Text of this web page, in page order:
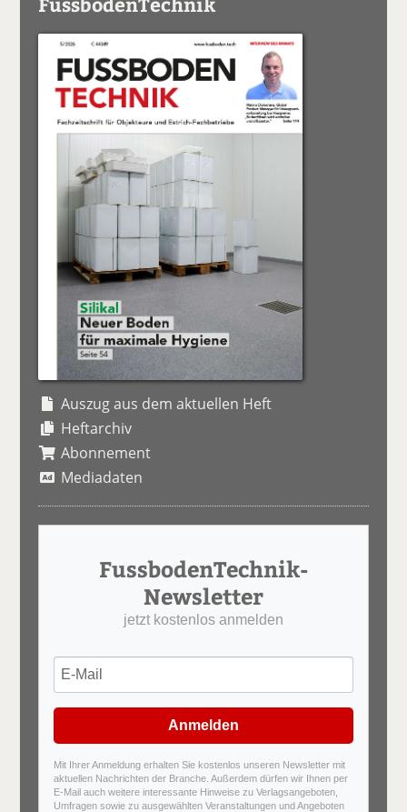
Auszug aus dem aktuellen Heft
Heftarchiv
Abonnement
Mediadaten
FussbodenTechnik-
Newsletter
jetzt kostenlos anmelden
Anmelden
Mit Ihrer Anmeldung erhalten Sie kostenlos unseren Newsletter mit
aktuellen Nachrichten der Branche. Außerdem dürfen wir Ihnen per
E-Mail auch weitere interessante Hinweise zu Verlagsangeboten,
Umfragen sowie zu ausgewählten Veranstaltungen und Angeboten